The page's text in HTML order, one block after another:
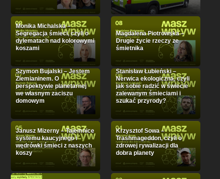
Monika Michalska –
Segregacja śmieci, czyli o
dylematach nad kolorowymi
koszami
Magdalena Piotrowska –
Drugie życie rzeczy ze
śmietnika
Szymon Bujalski – Jestem
Ziemianinem. O
perspektywie planetarnej
we własnym zaciszu
domowym
Stanisław Łubieński –
Nerwica ekologiczna, czyli
jak sobie radzić w świecie
zalewanym śmieciami i
szukać przyrody?
Janusz Mizerny – Tajemnice
systemu kaucyjnego i
wędrówki śmieci z naszych
koszy
Krzysztof Sowa –
Trashmageddon, czyli o
zdrowej rywalizacji dla
dobra planety